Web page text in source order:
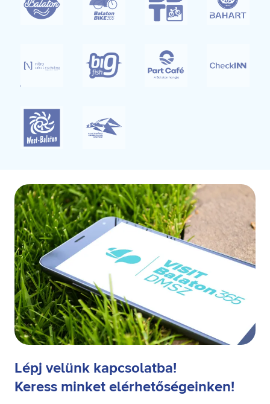
Lépj velünk kapcsolatba!
Keress minket elérhetőségeinken!